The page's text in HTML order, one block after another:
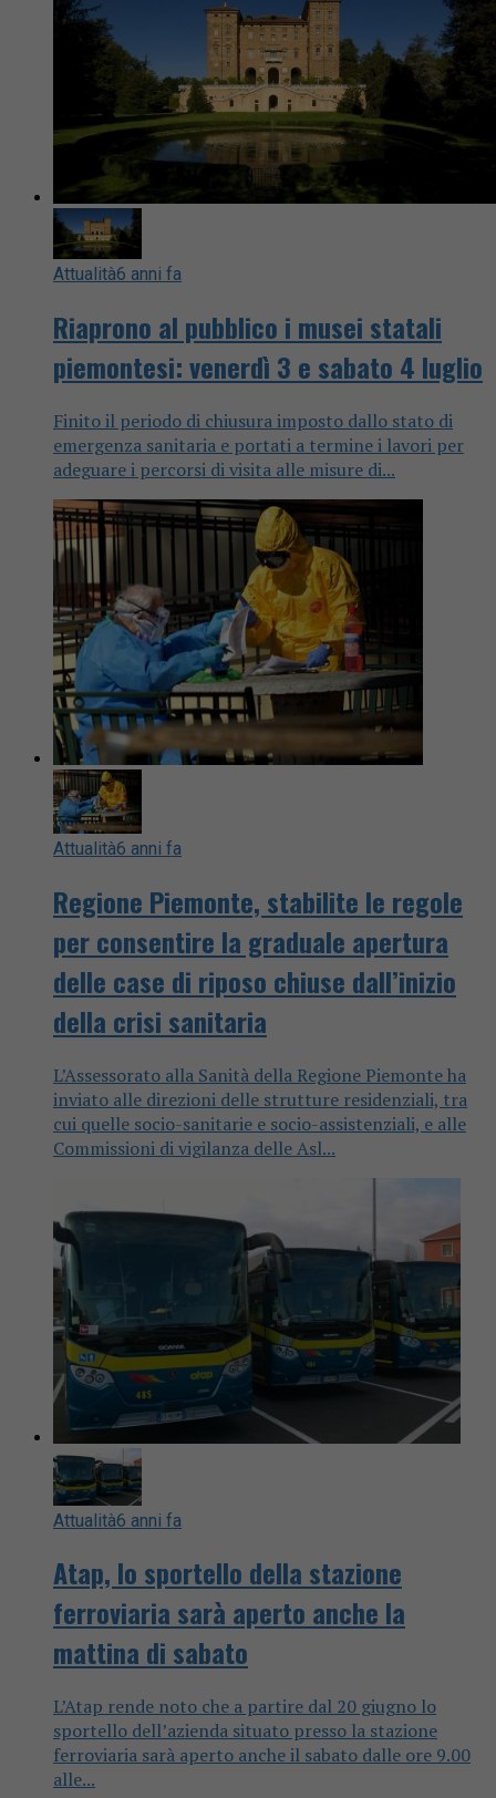
Attualità6 anni fa
Riaprono al pubblico i musei statali
piemontesi: venerdì 3 e sabato 4 luglio
Finito il periodo di chiusura imposto dallo stato di
emergenza sanitaria e portati a termine i lavori per
adeguare i percorsi di visita alle misure di...
Attualità6 anni fa
Regione Piemonte, stabilite le regole
per consentire la graduale apertura
delle case di riposo chiuse dall’inizio
della crisi sanitaria
L’Assessorato alla Sanità della Regione Piemonte ha
inviato alle direzioni delle strutture residenziali, tra
cui quelle socio-sanitarie e socio-assistenziali, e alle
Commissioni di vigilanza delle Asl...
Attualità6 anni fa
Atap, lo sportello della stazione
ferroviaria sarà aperto anche la
mattina di sabato
L’Atap rende noto che a partire dal 20 giugno lo
sportello dell’azienda situato presso la stazione
ferroviaria sarà aperto anche il sabato dalle ore 9.00
alle...